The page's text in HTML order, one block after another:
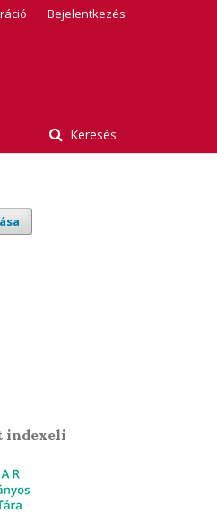
Keresés
Bejelentkezés
indexeli